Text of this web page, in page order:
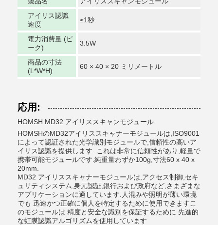
アイリス認識
速度
≤1秒
電力消費量 (ピ
ーク)
3.5W
商品の寸法
(L*W*H)
60 × 40 × 20 ミリメートル
応用:
HOMSH MD32 アイリススキャンモジュール
HOMSHのMD32アイリススキャナーモジュールは,ISO9001
によって認証された光学識別モジュールで,信頼性の高いア
イリス認識を提供します. これは非常に信頼性があり,軽量で
携帯可能モジュールです.純重量わずか100g,寸法60 x 40 x
20mm.
MD32 アイリススキャナーモジュールは,アクセス制御,セキ
ュリティシステム,身元認証,銀行および政府など,さまざまな
アプリケーションに適しています.人混みや照明が薄い環境
でも 迅速かつ正確に個人を特定するために使用できますこ
のモジュールは 精度と安全な識別を保証するために 先進的
な虹膜認識アルゴリズムを使用しています